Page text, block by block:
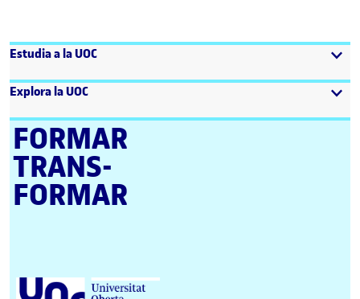
Estudia a la UOC
Explora la UOC
FORMAR
TRANS­
FORMAR
Universitat Oberta de Catalunya (UOC)